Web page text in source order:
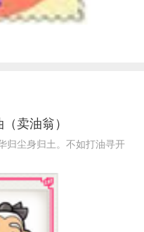
卖油翁）
归尘身归土。不如打油寻开